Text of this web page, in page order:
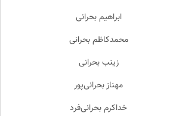
ابراهیم بحرانی
محمدکاظم بحرانی
زینب بحرانی
مهناز بحرانی‌پور
خداکرم بحرانی‌فرد